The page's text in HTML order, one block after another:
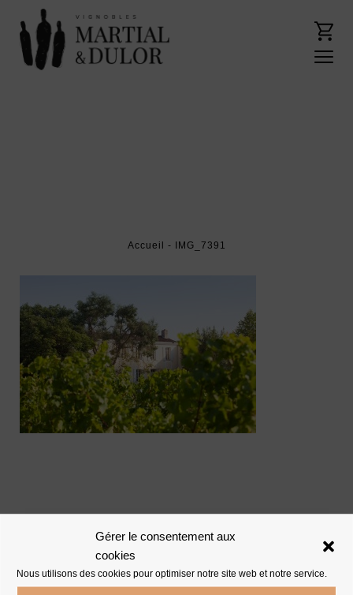
Gérer le consentement aux
cookies
Nous utilisons des cookies pour optimiser notre site web et notre service.
Accueil - IMG_7391